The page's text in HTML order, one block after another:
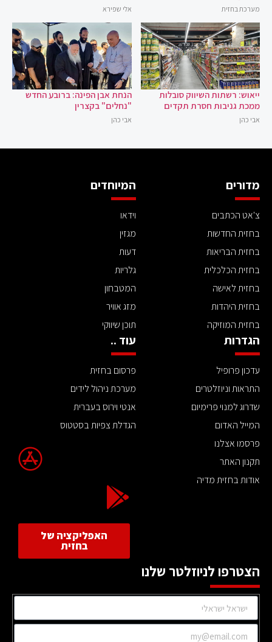
מערכת בחזית אלי שפירא
ייאוש: רשתות השיווק סובלות
ממכת גניבות חסרת תקדים
אבי כהן
הנחת אבן הפינה: ברובע החדש
"נחלים" בקצרין
אבי כהן
מדורים
צ'אט הכתבים
בחזית החדשות
בחזית הבריאות
בחזית הכלכלית
בחזית לאישה
בחזית היהדות
בחזית המוזיקה
המיוחדים
וידאו
מגזין
דעות
גלריות
המטבחון
מזג אוויר
תוכן שיווקי
הגדרות
עדכון פרופיל
התראות וניוזלטרים
שדרוג למנוי פרימיום
המייל האדום
פרסמו אצלנו
תקנון האתר
אודות בחזית מדיה
עוד ..
פרסום בחזית
מערכת ניהול לידים
אנטי וירוס בעברית
הגדלת צפיות בסטטוס
האפליקציה של
בחזית
הצטרפו לניוזלטר שלנו